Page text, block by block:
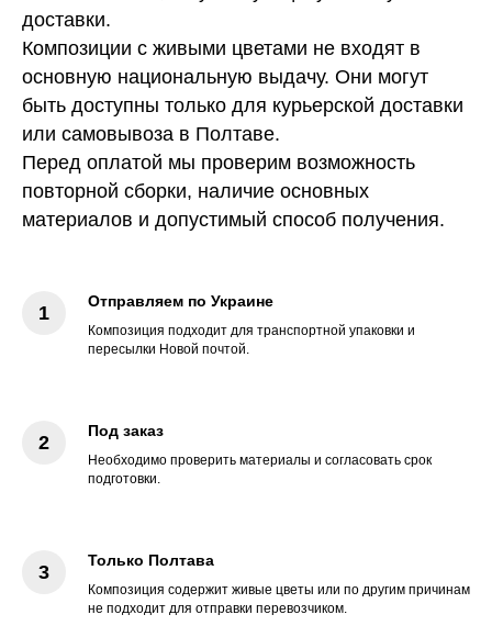
доставки.
Композиции с живыми цветами не входят в
основную национальную выдачу. Они могут
быть доступны только для курьерской доставки
или самовывоза в Полтаве.
Перед оплатой мы проверим возможность
повторной сборки, наличие основных
материалов и допустимый способ получения.
Отправляем по Украине
Композиция подходит для транспортной упаковки и
пересылки Новой почтой.
Под заказ
Необходимо проверить материалы и согласовать срок
подготовки.
Только Полтава
Композиция содержит живые цветы или по другим причинам
не подходит для отправки перевозчиком.